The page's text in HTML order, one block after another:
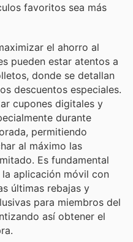
favoritos sea más
el ahorro al
pueden estar atentos a
donde se detallan
descuentos especiales.
cupones digitales y
durante
permitiendo
al máximo las
Es fundamental
aplicación móvil con
últimas rebajas y
para miembros del
así obtener el